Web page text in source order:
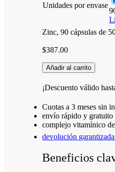
Unidades por envase
Zinc, 90 cápsulas de
$387.00
Añadir al carrito
¡Descuento válido
Cuotas a 3 meses sin
envío rápido y gratuito
complejo vitamínico
devolución
Beneficios